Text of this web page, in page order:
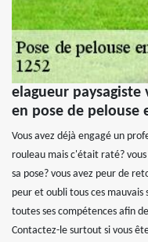
elagueur
en pose de pelouse
Vous avez déjà engagé un
rouleau mais c'était raté? vous
sa pose? vous avez peur de
peur et oubli tous ces
toutes ses compétences afin
Contactez-le surtout si vous